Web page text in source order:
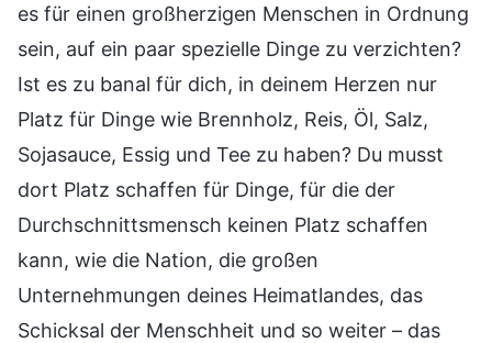
es für einen großherzigen Menschen in Ordnung
sein, auf ein paar spezielle Dinge zu verzichten?
Ist es zu banal für dich, in deinem Herzen nur
Platz für Dinge wie Brennholz, Reis, Öl, Salz,
Sojasauce, Essig und Tee zu haben? Du musst
dort Platz schaffen für Dinge, für die der
Durchschnittsmensch keinen Platz schaffen
kann, wie die Nation, die großen
Unternehmungen deines Heimatlandes, das
Schicksal der Menschheit und so weiter – das